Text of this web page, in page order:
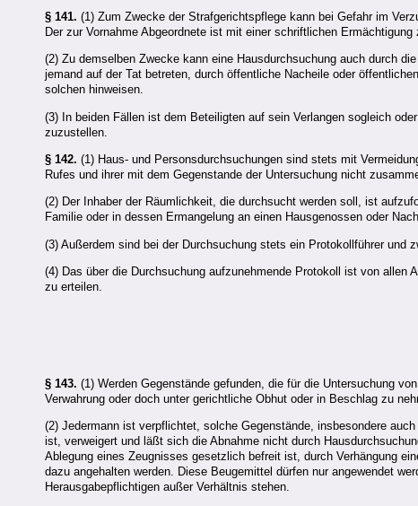
§ 141. (1) Zum Zwecke der Strafgerichtspflege kann bei Gefahr im
Der zur Vornahme Abgeordnete ist mit einer schriftlichen
(2) Zu demselben Zwecke kann eine Hausdurchsuchung auch durch
jemand auf der Tat betreten, durch öffentliche Nacheile oder
solchen hinweisen.
(3) In beiden Fällen ist dem Beteiligten auf sein Verlangen sogleich
zuzustellen.
§ 142. (1) Haus- und Personsdurchsuchungen sind stets mit
Rufes und ihrer mit dem Gegenstande der Untersuchung nicht
(2) Der Inhaber der Räumlichkeit, die durchsucht werden soll, ist
Familie oder in dessen Ermangelung an einen Hausgenossen oder
(3) Außerdem sind bei der Durchsuchung stets ein Protokollführer und
(4) Das über die Durchsuchung aufzunehmende Protokoll ist von
zu erteilen.
§ 143. (1) Werden Gegenstände gefunden, die für die Untersuchung
Verwahrung oder doch unter gerichtliche Obhut oder in Beschlag zu
(2) Jedermann ist verpflichtet, solche Gegenstände, insbesondere
ist, verweigert und läßt sich die Abnahme nicht durch
Ablegung eines Zeugnisses gesetzlich befreit ist, durch Verhängung
dazu angehalten werden. Diese Beugemittel dürfen nur angewendet
Herausgabepflichtigen außer Verhältnis stehen.